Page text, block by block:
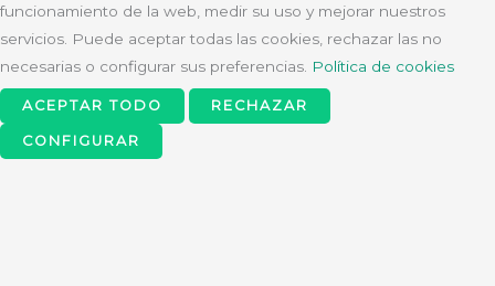
funcionamiento de la web, medir su uso y mejorar nuestros
servicios. Puede aceptar todas las cookies, rechazar las no
necesarias o configurar sus preferencias. Política de cookies
ACEPTAR TODO RECHAZAR
CONFIGURAR